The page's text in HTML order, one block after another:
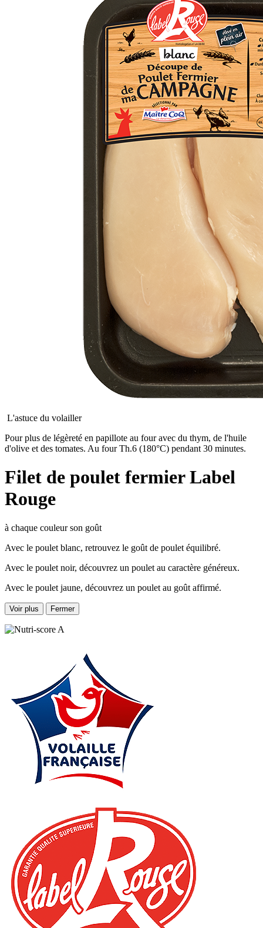
L'astuce du volailler
Pour plus de légèreté en papillote au four avec du thym, de l'huile
d'olive et des tomates. Au four Th.6 (180°C) pendant 30 minutes.
Filet de poulet fermier Label
Rouge
à chaque couleur son goût
Avec le poulet blanc, retrouvez le goût de poulet équilibré.
Avec le poulet noir, découvrez un poulet au caractère généreux.
Avec le poulet jaune, découvrez un poulet au goût affirmé.
Voir plus Fermer